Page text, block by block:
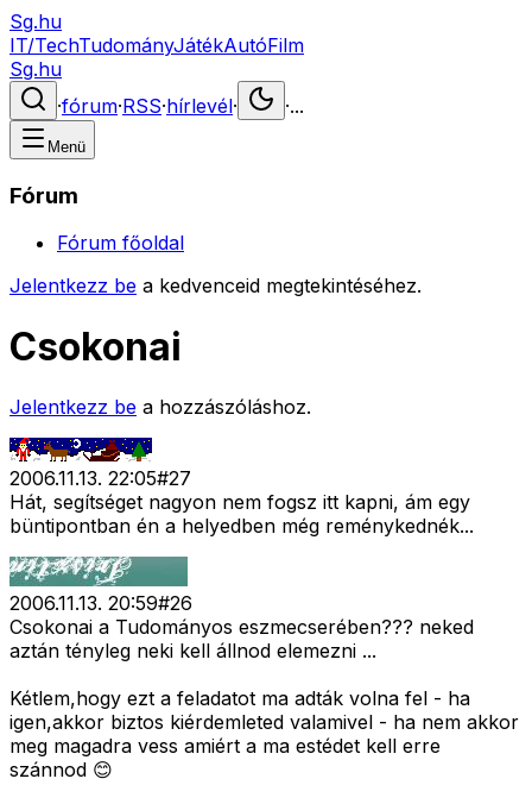
Sg.hu
IT/TechTudományJátékAutóFilm
Sg.hu
·fórum·RSS·hírlevél· ·...
Menü
Fórum
Fórum főoldal
Jelentkezz be a kedvenceid megtekintéséhez.
Csokonai
Jelentkezz be a hozzászóláshoz.
2006.11.13. 22:05#27
Hát, segítséget nagyon nem fogsz itt kapni, ám egy
büntipontban én a helyedben még reménykednék...
2006.11.13. 20:59#26
Csokonai a Tudományos eszmecserében??? neked
aztán tényleg neki kell állnod elemezni ...
Kétlem,hogy ezt a feladatot ma adták volna fel - ha
igen,akkor biztos kiérdemleted valamivel - ha nem akkor
meg magadra vess amiért a ma estédet kell erre
szánnod 😊